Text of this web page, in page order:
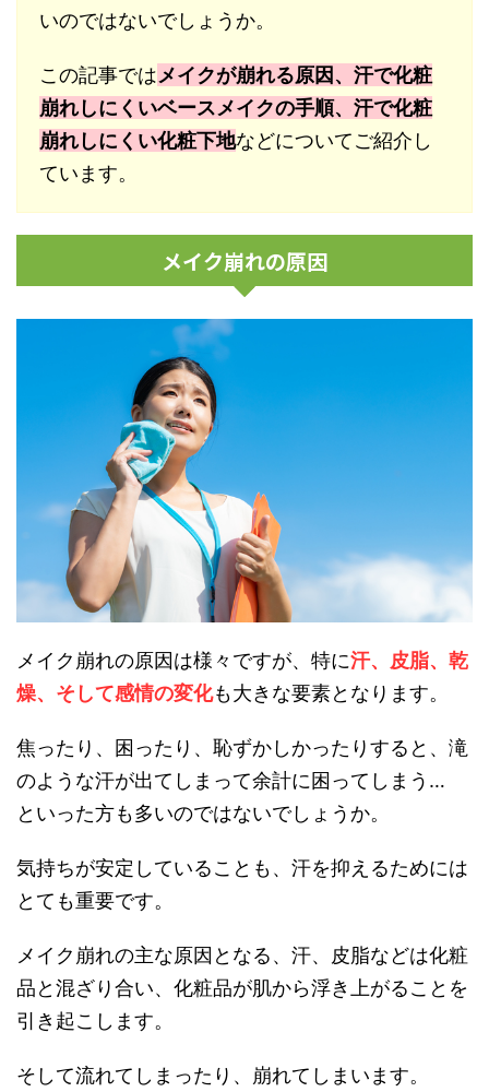
いのではないでしょうか。
この記事ではメイクが崩れる原因、汗で化粧
崩れしにくいベースメイクの手順、汗で化粧
崩れしにくい化粧下地などについてご紹介し
ています。
メイク崩れの原因
メイク崩れの原因は様々ですが、特に汗、皮脂、乾
燥、そして感情の変化も大きな要素となります。
焦ったり、困ったり、恥ずかしかったりすると、滝
のような汗が出てしまって余計に困ってしまう…
といった方も多いのではないでしょうか。
気持ちが安定していることも、汗を抑えるためには
とても重要です。
メイク崩れの主な原因となる、汗、皮脂などは化粧
品と混ざり合い、化粧品が肌から浮き上がることを
引き起こします。
そして流れてしまったり、崩れてしまいます。